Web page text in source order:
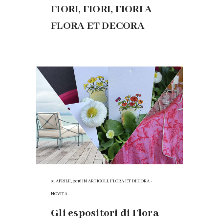
FIORI, FIORI, FIORI A
FLORA ET DECORA
01 APRILE, 2016INARTICOLI,FLORA ET DECORA -
NOVITÀ
Gli espositori di Flora